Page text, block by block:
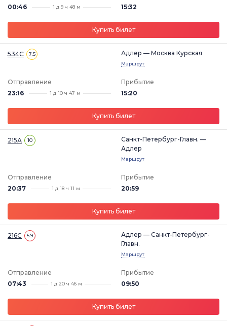
00:46
1 д 9 ч 48 м
15:32
Купить билет
534С 7.5 Адлер — Москва Курская
Маршрут
Отправление
23:16
1 д 10 ч 47 м
Прибытие
15:20
Купить билет
215А 10
Санкт-Петербург-Главн. —
Адлер
Маршрут
Отправление
20:37
1 д 18 ч 11 м
Прибытие
20:59
Купить билет
216С 5.9
Адлер — Санкт-Петербург-
Главн.
Маршрут
Отправление
07:43
1 д 20 ч 46 м
Прибытие
09:50
Купить билет